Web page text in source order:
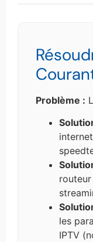
Problème :
les
IPTV